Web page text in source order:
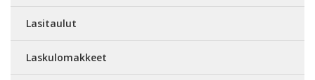
Lasitaulut
Laskulomakkeet